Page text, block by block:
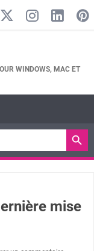
WINDOWS, MAC ET
mise